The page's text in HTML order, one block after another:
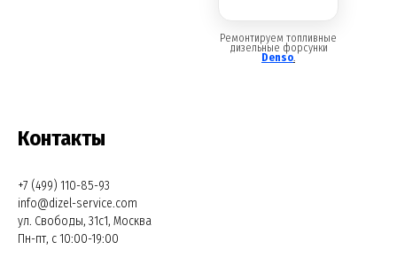
Ремонтируем топливные
дизельные форсунки
Denso.
Контакты
+7 (499) 110-85-93
info@dizel-service.com
ул. Свободы, 31с1, Москва
Пн-пт, с 10:00-19:00